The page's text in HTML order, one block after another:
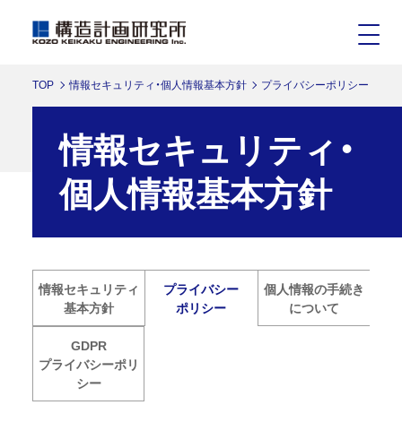
TOP 情報セキュリティ・個人情報基本方針 プライバシーポリシー
情報セキュリティ・
個人情報基本方針
情報セキュリティ
基本方針
プライバシー
ポリシー
個人情報の手続き
について
GDPR
プライバシーポリ
シー